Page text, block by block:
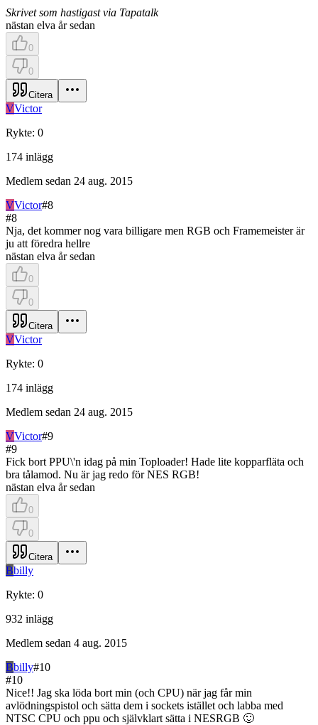
Skrivet som hastigast via Tapatalk
nästan elva år sedan
0
0
Citera
VVictor
Rykte: 0
174 inlägg
Medlem sedan 24 aug. 2015
VVictor#8
#8
Nja, det kommer nog vara billigare men RGB och Framemeister är
ju att föredra hellre
nästan elva år sedan
0
0
Citera
VVictor
Rykte: 0
174 inlägg
Medlem sedan 24 aug. 2015
VVictor#9
#9
Fick bort PPU\'n idag på min Toploader! Hade lite kopparfläta och
bra tålamod. Nu är jag redo för NES RGB!
nästan elva år sedan
0
0
Citera
Bbilly
Rykte: 0
932 inlägg
Medlem sedan 4 aug. 2015
Bbilly#10
#10
Nice!! Jag ska löda bort min (och CPU) när jag får min
avlödningspistol och sätta dem i sockets istället och labba med
NTSC CPU och ppu och självklart sätta i NESRGB 🙂